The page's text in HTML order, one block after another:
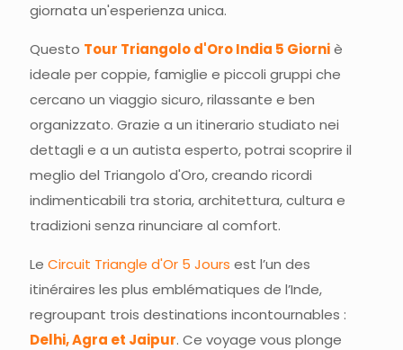
giornata un'esperienza unica.
Questo Tour Triangolo d'Oro India 5 Giorniè
ideale per coppie, famiglie e piccoli gruppi che
cercano un viaggio sicuro, rilassante e ben
organizzato. Grazie a un itinerario studiato nei
dettagli e a un autista esperto, potrai scoprire il
meglio del Triangolo d'Oro, creando ricordi
indimenticabili tra storia, architettura, cultura e
tradizioni senza rinunciare al comfort.
Le Circuit Triangle d'Or 5 Jours est l’un des
itinéraires les plus emblématiques de l’Inde,
regroupant trois destinations incontournables :
Delhi, Agra et Jaipur. Ce voyage vous plonge